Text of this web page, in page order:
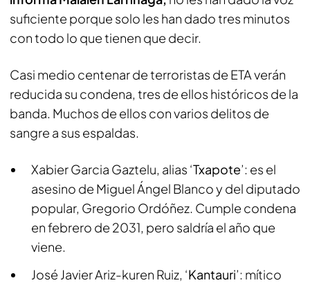
suficiente porque solo les han dado tres minutos
con todo lo que tienen que decir.
Casi medio centenar de terroristas de ETA verán
reducida su condena, tres de ellos históricos de la
banda. Muchos de ellos con varios delitos de
sangre a sus espaldas.
Xabier Garcia Gaztelu, alias ‘Txapote’: es el
asesino de Miguel Ángel Blanco y del diputado
popular, Gregorio Ordóñez. Cumple condena
en febrero de 2031, pero saldría el año que
viene.
José Javier Ariz-kuren Ruiz, ‘Kantauri’: mítico